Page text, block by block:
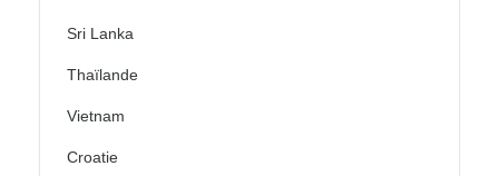
Sri Lanka
Thaïlande
Vietnam
Croatie